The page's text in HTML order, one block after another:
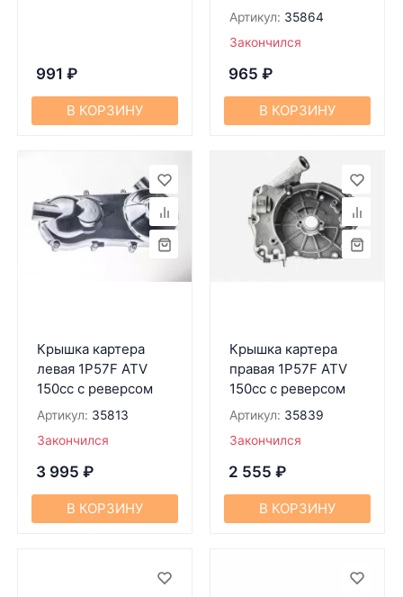
991 ₽
В КОРЗИНУ
Артикул: 35864
Закончился
965 ₽
В КОРЗИНУ
Крышка картера
левая 1P57F ATV
150cc с реверсом
Артикул: 35813
Закончился
3 995 ₽
В КОРЗИНУ
Крышка картера
правая 1P57F ATV
150cc с реверсом
Артикул: 35839
Закончился
2 555 ₽
В КОРЗИНУ